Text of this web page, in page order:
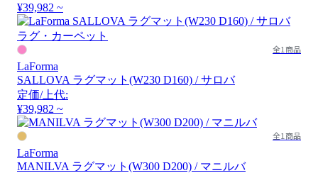
¥39,982 ~
全1商品
LaForma
SALLOVA ラグマット(W230 D160) / サロバ
定価/上代:
¥39,982 ~
全1商品
LaForma
MANILVA ラグマット(W300 D200) / マニルバ